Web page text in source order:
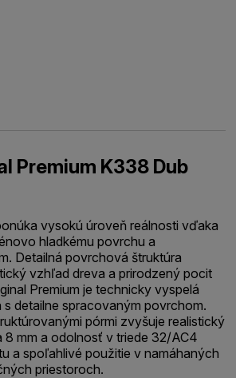
Premium K338 Dub
vysokú úroveň reálnosti vďaka
hladkému povrchu a
Detailná povrchová štruktúra
vzhľad dreva a prirodzený pocit
Premium je technicky vyspelá
s detailne spracovaným povrchom.
pórmi zvyšuje realistický
8 mm a odolnosť v triede 32/AC4
a spoľahlivé použitie v namáhaných
priestoroch.